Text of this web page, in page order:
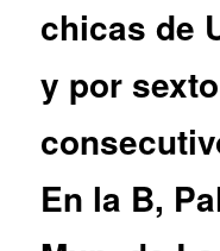
chicas de
y por
En la B,